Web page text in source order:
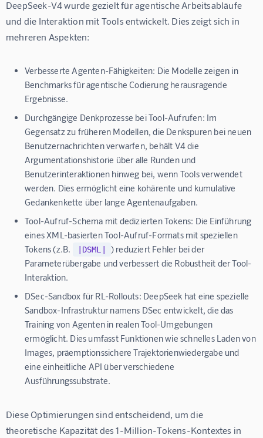
DeepSeek-V4 wurde gezielt für agentische Arbeitsabläufe
und die Interaktion mit Tools entwickelt. Dies zeigt sich in
mehreren Aspekten:
Verbesserte Agenten-Fähigkeiten: Die Modelle zeigen in
Benchmarks für agentische Codierung herausragende
Ergebnisse.
Durchgängige Denkprozesse bei Tool-Aufrufen: Im
Gegensatz zu früheren Modellen, die Denkspuren bei neuen
Benutzernachrichten verwarfen, behält V4 die
Argumentationshistorie über alle Runden und
Benutzerinteraktionen hinweg bei, wenn Tools verwendet
werden. Dies ermöglicht eine kohärente und kumulative
Gedankenkette über lange Agentenaufgaben.
Tool-Aufruf-Schema mit dedizierten Tokens: Die Einführung
eines XML-basierten Tool-Aufruf-Formats mit speziellen
Tokens (z.B.
|DSML|
) reduziert Fehler bei der
Parameterübergabe und verbessert die Robustheit der Tool-
Interaktion.
DSec-Sandbox für RL-Rollouts: DeepSeek hat eine spezielle
Sandbox-Infrastruktur namens DSec entwickelt, die das
Training von Agenten in realen Tool-Umgebungen
ermöglicht. Dies umfasst Funktionen wie schnelles Laden von
Images, präemptionssichere Trajektorienwiedergabe und
eine einheitliche API über verschiedene
Ausführungssubstrate.
Diese Optimierungen sind entscheidend, um die
theoretische Kapazität des 1-Million-Tokens-Kontextes in